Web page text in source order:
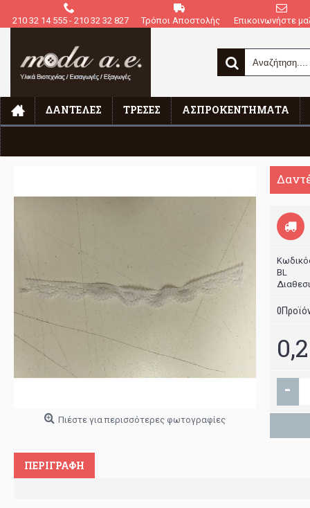
210 32 14 555 - 210 32 32 827 Τρόποι Αποστολής Επικοινωνήστε
ΔΑΝΤΈΛΕΣ ΤΡΈΣΕΣ ΑΣΠΡΟΚΕΝΤΉΜΑΤΑ
Πιέστε για περισσότερες φωτογραφίες
BL
0
-
ΠΕΡΙΓΡΑΦΉ